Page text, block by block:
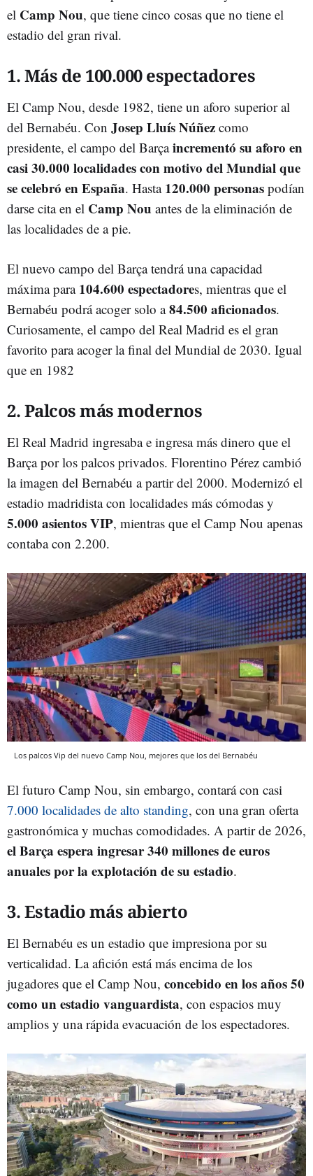
el Camp Nou, que tiene cinco cosas que no tiene el
estadio del gran rival.
1. Más de 100.000 espectadores
El Camp Nou, desde 1982, tiene un aforo superior al
del Bernabéu. Con Josep Lluís Núñez como
presidente, el campo del Barçaincrementó su aforo en
casi 30.000 localidades con motivo del Mundial que
se celebró en España. Hasta 120.000 personas podían
darse cita en el Camp Nou antes de la eliminación de
las localidades de a pie.
El nuevo campo del Barça tendrá una capacidad
máxima para 104.600 espectadores, mientras que el
Bernabéu podrá acoger solo a84.500 aficionados.
Curiosamente, el campo del Real Madrid es el gran
favorito para acoger la final del Mundial de 2030. Igual
que en 1982
2. Palcos más modernos
El Real Madrid ingresaba e ingresa más dinero que el
Barça por los palcos privados. Florentino Pérez cambió
la imagen del Bernabéu a partir del 2000. Modernizó el
estadio madridista con localidades más cómodas y
5.000 asientos VIP, mientras que el Camp Nou apenas
contaba con 2.200.
Los palcos Vip del nuevo Camp Nou, mejores que los del Bernabéu
El futuro Camp Nou, sin embargo, contará con casi
7.000 localidades de alto standing, con una gran oferta
gastronómica y muchas comodidades. A partir de 2026,
el Barça espera ingresar 340 millones de euros
anuales por la explotación de su estadio.
3. Estadio más abierto
El Bernabéu es un estadio que impresiona por su
verticalidad. La afición está más encima de los
jugadores que el Camp Nou, concebido en los años 50
como un estadio vanguardista, con espacios muy
amplios y una rápida evacuación de los espectadores.